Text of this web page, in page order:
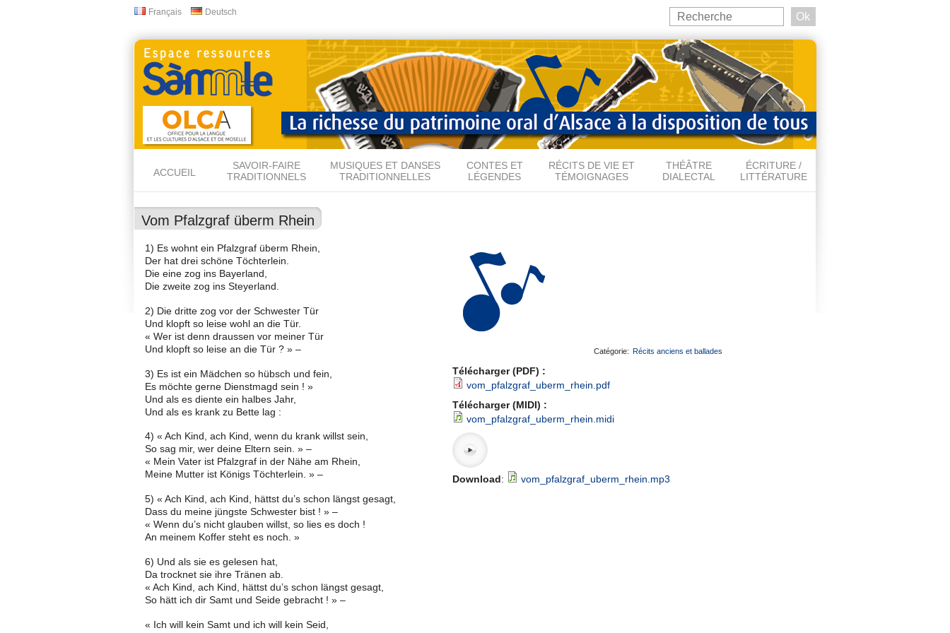
principal
Français Deutsch
Formulaire de recherche
Search
this
site
ACCUEIL
SAVOIR-FAIRE
TRADITIONNELS
MUSIQUES ET DANSES
TRADITIONNELLES
CONTES ET
LÉGENDES
RÉCITS DE VIE ET
TÉMOIGNAGES
THÉÂTRE
DIALECTAL
ÉCRITURE /
LITTÉRATURE
Vom Pfalzgraf überm Rhein
Catégorie: Récits anciens et ballades
Télécharger (PDF) :
vom_pfalzgraf_uberm_rhein.pdf
Télécharger (MIDI) :
vom_pfalzgraf_uberm_rhein.midi
Download: vom_pfalzgraf_uberm_rhein.mp3
1) Es wohnt ein Pfalzgraf überm Rhein,
Der hat drei schöne Töchterlein.
Die eine zog ins Bayerland,
Die zweite zog ins Steyerland.
2) Die dritte zog vor der Schwester Tür
Und klopft so leise wohl an die Tür.
« Wer ist denn draussen vor meiner Tür
Und klopft so leise an die Tür ? » –
3) Es ist ein Mädchen so hübsch und fein,
Es möchte gerne Dienstmagd sein ! »
Und als es diente ein halbes Jahr,
Und als es krank zu Bette lag :
4) « Ach Kind, ach Kind, wenn du krank willst sein,
So sag mir, wer deine Eltern sein. » –
« Mein Vater ist Pfalzgraf in der Nähe am Rhein,
Meine Mutter ist Königs Töchterlein. » –
5) « Ach Kind, ach Kind, hättst du’s schon längst gesagt,
Dass du meine jüngste Schwester bist ! » –
« Wenn du’s nicht glauben willst, so lies es doch !
An meinem Koffer steht es noch. »
6) Und als sie es gelesen hat,
Da trocknet sie ihre Tränen ab.
« Ach Kind, ach Kind, hättst du’s schon längst gesagt,
So hätt ich dir Samt und Seide gebracht ! » –
« Ich will kein Samt und ich will kein Seid,